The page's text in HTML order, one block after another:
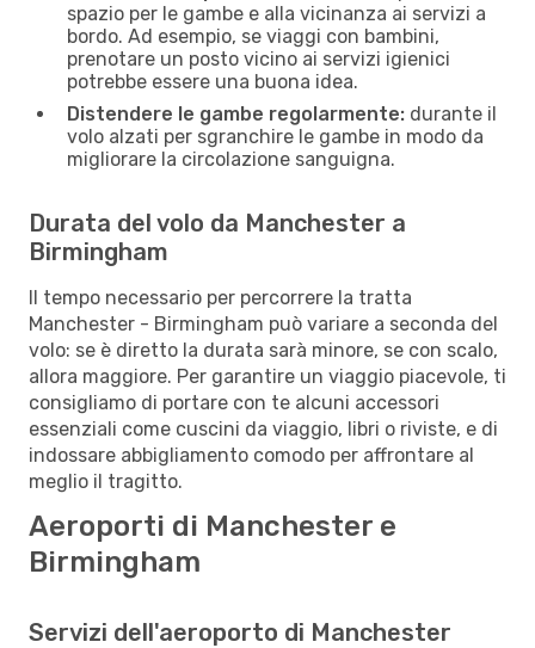
spazio per le gambe e alla vicinanza ai servizi a
bordo. Ad esempio, se viaggi con bambini,
prenotare un posto vicino ai servizi igienici
potrebbe essere una buona idea.
Distendere le gambe regolarmente: durante il
volo alzati per sgranchire le gambe in modo da
migliorare la circolazione sanguigna.
Durata del volo da Manchester a
Birmingham
Il tempo necessario per percorrere la tratta
Manchester - Birmingham può variare a seconda del
volo: se è diretto la durata sarà minore, se con scalo,
allora maggiore. Per garantire un viaggio piacevole, ti
consigliamo di portare con te alcuni accessori
essenziali come cuscini da viaggio, libri o riviste, e di
indossare abbigliamento comodo per affrontare al
meglio il tragitto.
Aeroporti di Manchester e
Birmingham
Servizi dell'aeroporto di Manchester